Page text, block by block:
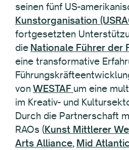
seinen fünf US-
Kunstorganisation
fortgesetzten
die Nationale Führer der
eine transformative
vonWESTAF um eine
im Kreativ- und
Durch die Partnerschaft
RAOs (Kunst Mittlerer
Arts Alliance, Mid